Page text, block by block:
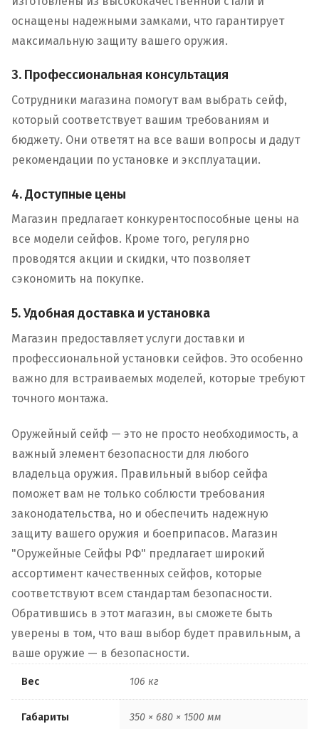
оснащены надежными замками, что гарантирует
максимальную защиту вашего оружия.
3. Профессиональная консультация
Сотрудники магазина помогут вам выбрать сейф,
который соответствует вашим требованиям и
бюджету. Они ответят на все ваши вопросы и дадут
рекомендации по установке и эксплуатации.
4. Доступные цены
Магазин предлагает конкурентоспособные цены на
все модели сейфов. Кроме того, регулярно
проводятся акции и скидки, что позволяет
сэкономить на покупке.
5. Удобная доставка и установка
Магазин предоставляет услуги доставки и
профессиональной установки сейфов. Это особенно
важно для встраиваемых моделей, которые требуют
точного монтажа.
Оружейный сейф — это не просто необходимость, а
важный элемент безопасности для любого
владельца оружия. Правильный выбор сейфа
поможет вам не только соблюсти требования
законодательства, но и обеспечить надежную
защиту вашего оружия и боеприпасов. Магазин
"Оружейные Сейфы РФ" предлагает широкий
ассортимент качественных сейфов, которые
соответствуют всем стандартам безопасности.
Обратившись в этот магазин, вы сможете быть
уверены в том, что ваш выбор будет правильным, а
ваше оружие — в безопасности.
Вес 106 кг
Габариты 350 × 680 × 1500 мм